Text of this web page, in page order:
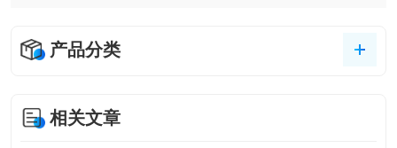
产品分类
相关文章